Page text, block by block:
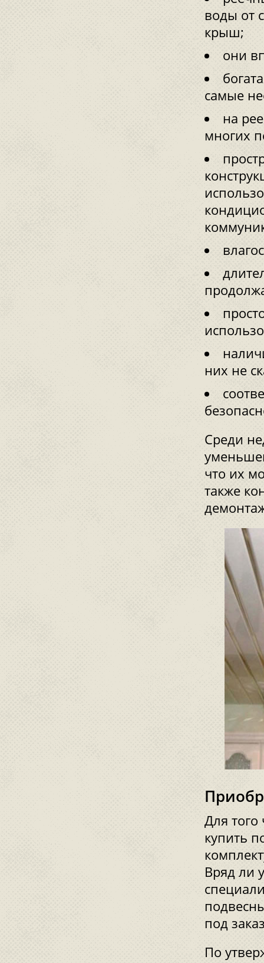
воды от
крыш;
они
самые
на
многих
них не
Среди
что их
также
Для того
купить
Вряд ли
под
По